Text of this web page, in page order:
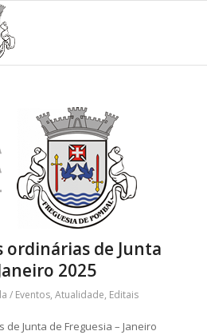
ordinárias de Junta
2025
/ Eventos, Atualidade, Editais
Junta de Freguesia – Janeiro